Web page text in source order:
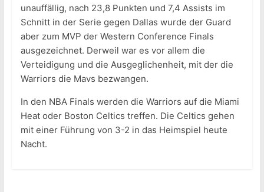
unauffällig, nach 23,8 Punkten und 7,4 Assists im
Schnitt in der Serie gegen Dallas wurde der Guard
aber zum MVP der Western Conference Finals
ausgezeichnet. Derweil war es vor allem die
Verteidigung und die Ausgeglichenheit, mit der die
Warriors die Mavs bezwangen.
In den NBA Finals werden die Warriors auf die Miami
Heat oder Boston Celtics treffen. Die Celtics gehen
mit einer Führung von 3-2 in das Heimspiel heute
Nacht.